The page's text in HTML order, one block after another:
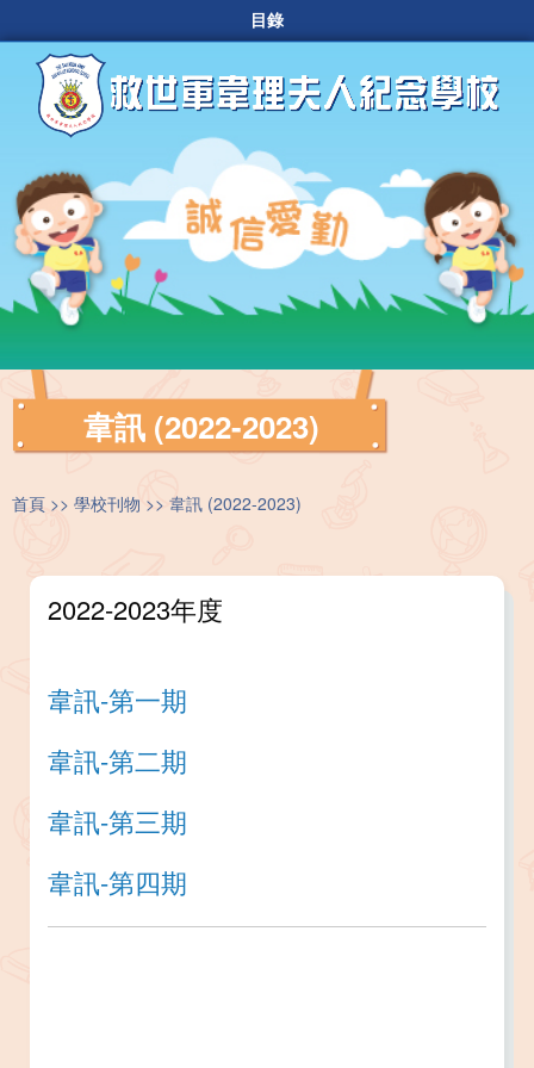
目錄
韋訊 (2022-2023)
首頁 學校刊物 韋訊 (2022-2023)
2022-2023年度
韋訊-第一期
韋訊-第二期
韋訊-第三期
韋訊-第四期